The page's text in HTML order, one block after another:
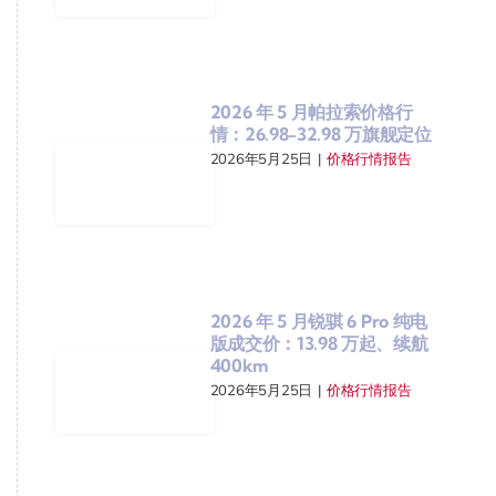
2026 年 5 月帕拉索价格行
情：26.98-32.98 万旗舰定位
2026年5月25日 | 价格行情报告
2026 年 5 月锐骐 6 Pro 纯电
版成交价：13.98 万起、续航
400km
2026年5月25日 | 价格行情报告